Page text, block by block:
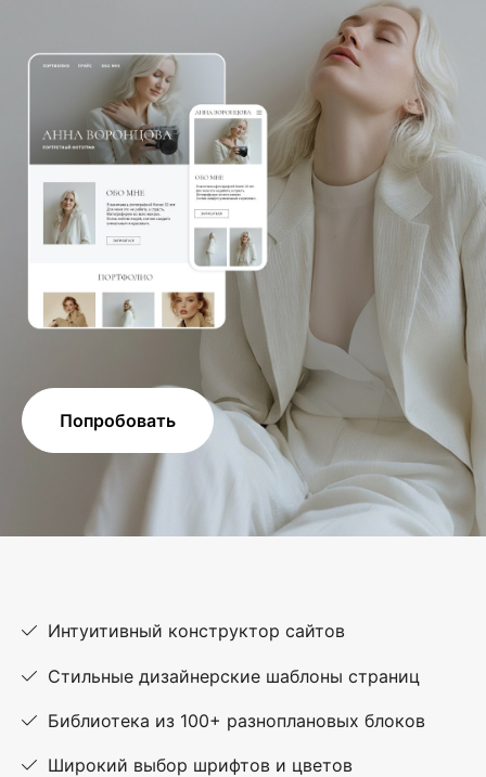
Попробовать
Интуитивный конструктор сайтов
Стильные дизайнерские шаблоны страниц
Библиотека из 100+ разноплановых блоков
Широкий выбор шрифтов и цветов